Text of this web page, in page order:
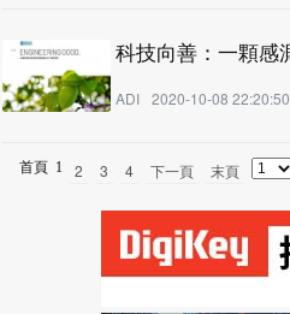
科技向善：一顆感
ADI 2020-10-08 22:20:50
首頁 1 2 3 4 下一頁 末頁